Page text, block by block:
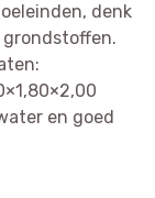
denk
en goed